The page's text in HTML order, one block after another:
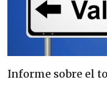
Informe sobre el